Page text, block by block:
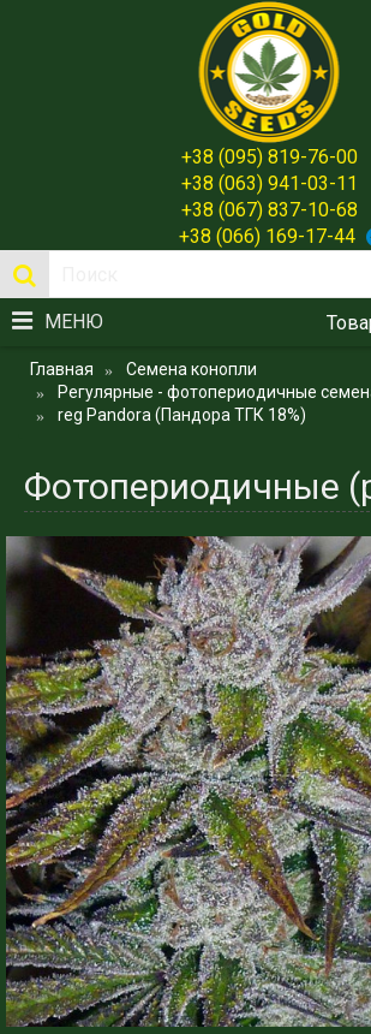
+38 (095) 819-76-00
+38 (063) 941-03-11
+38 (067) 837-10-68
+38 (066) 169-17-44
МЕНЮ
Главная
Семена конопли
Регулярные - фотопериодичные
reg Pandora (Пандора ТГК 18%)